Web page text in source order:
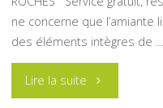
ne concerne que
des éléments intègres de …
Lire la suite"Collecte